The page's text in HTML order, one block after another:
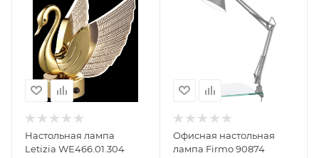
Настольная лампа
Letizia WE466.01.304
Офисная настольная
лампа Firmo 90874